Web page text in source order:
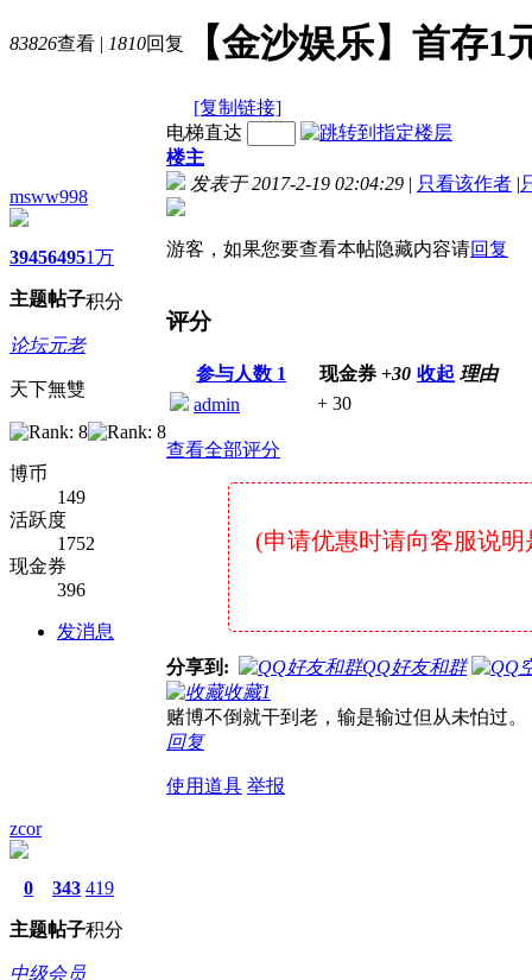
83826查看 | 1810回复 【金沙娱乐】首存
[复制链接]
msww998
3945
主题
6495
帖子
1万
积分
论坛元老
天下無雙
博币
149
活跃度
1752
现金券
396
发消息
电梯直达
楼主
发表于 2017-2-19 02:04:29 | 只看该作者 |
游客，如果您要查看本帖隐藏内容请回复
评分
参与人数 1 现金券 +30 收起 理由
admin
+ 30
查看全部评分
(申请优惠时请向客服说明
分享到:
QQ好友和群
收藏1
赌博不倒就干到老，输是输过但从未怕过。
回复
使用道具 举报
zcor
0
主题
343
帖子
419
积分
中级会员